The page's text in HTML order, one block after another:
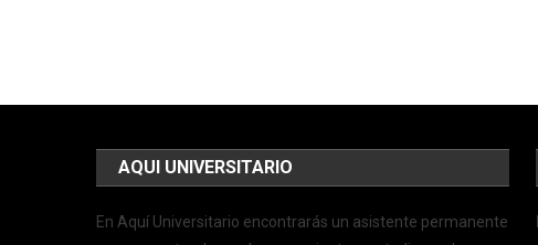
AQUI UNIVERSITARIO
En Aquí Universitario encontrarás un asistente permanente